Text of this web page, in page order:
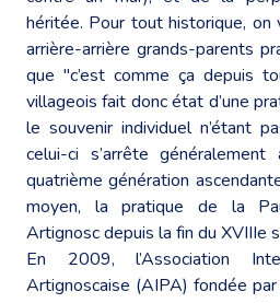
héritée. Pour tout historique, on
arrière-arrière grands-parents
que "c’est comme ça depuis
villageois fait donc état d’une
le souvenir individuel n’étant
celui-ci s’arrête
quatrième génération
moyen, la pratique de la
Artignosc depuis la fin du XVIIIe
En 2009, l’Association
Artignoscaise (AIPA) fondée